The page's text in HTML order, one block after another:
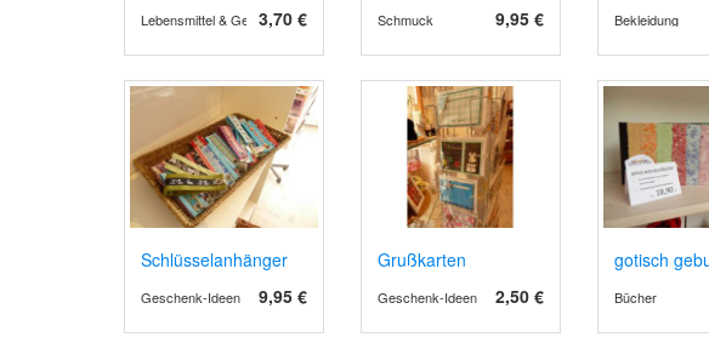
3,70 €
Lebensmittel & Getränke
9,95 €
Schmuck Bekleidung
Schlüsselanhänger
9,95 €
Geschenk-Ideen
Grußkarten
2,50 €
Geschenk-Ideen
gotisch
Bücher